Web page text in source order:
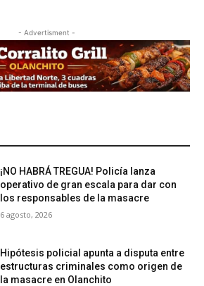
- Advertisment -
¡NO HABRÁ TREGUA! Policía lanza
operativo de gran escala para dar con
los responsables de la masacre
6 agosto, 2026
Hipótesis policial apunta a disputa entre
estructuras criminales como origen de
la masacre en Olanchito